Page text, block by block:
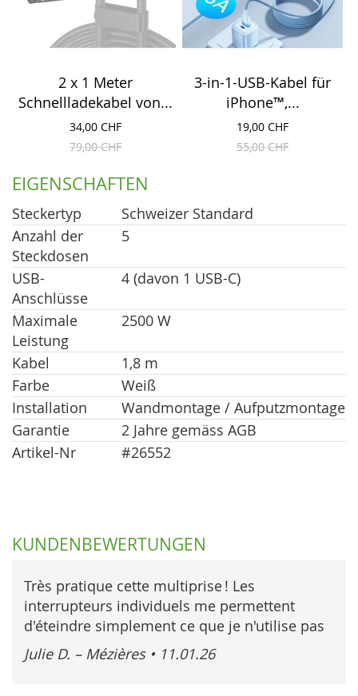
2 x 1 Meter
Schnellladekabel von...
34,00 CHF
79,00 CHF
3-in-1-USB-Kabel für
iPhone™,...
19,00 CHF
55,00 CHF
EIGENSCHAFTEN
Steckertyp
Schweizer Standard
Anzahl der
Steckdosen
5
USB-
Anschlüsse
4 (davon 1 USB-C)
Maximale
Leistung
2500 W
Kabel
1,8 m
Farbe
Weiß
Installation
Wandmontage / Aufputzmontage
Garantie
2 Jahre gemäss AGB
Artikel-Nr
#26552
KUNDENBEWERTUNGEN
Très pratique cette multiprise ! Les
interrupteurs individuels me permettent
d'éteindre simplement ce que je n'utilise pas
Julie D. – Mézières • 11.01.26